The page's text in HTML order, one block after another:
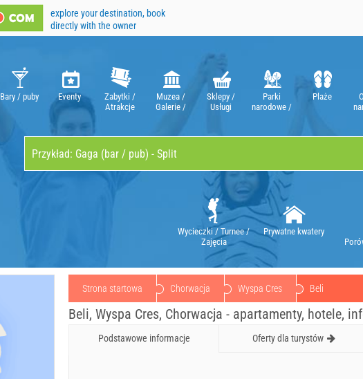
explore your destination, book
directly with the owner
Bary / puby Eventy
Zabytki /
Atrakcje
Muzea /
Galerie /
Sklepy /
Usługi
Parki
narodowe /
Plaże
Wycieczki / Turnee /
Zajęcia
Prywatne kwatery
Strona startowa Chorwacja Wyspa Cres Beli
Beli, Wyspa Cres, Chorwacja - apartamenty, hotele,
Podstawowe informacje Oferty dla turystów